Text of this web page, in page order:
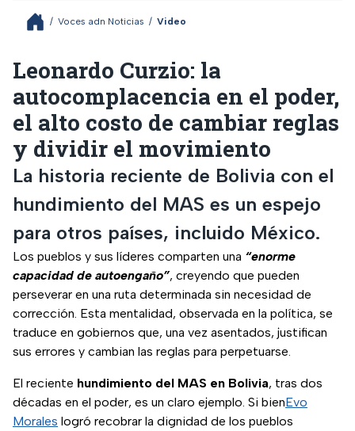
/ Voces adn Noticias / Video
Leonardo Curzio: la
autocomplacencia en el poder,
el alto costo de cambiar reglas
y dividir el movimiento
La historia reciente de Bolivia con el
hundimiento del MAS es un espejo
para otros países, incluido México.
Los pueblos y sus líderes comparten una “enorme
capacidad de autoengaño”, creyendo que pueden
perseverar en una ruta determinada sin necesidad de
corrección. Esta mentalidad, observada en la política, se
traduce en gobiernos que, una vez asentados, justifican
sus errores y cambian las reglas para perpetuarse.
El reciente hundimiento del MAS en Bolivia, tras dos
décadas en el poder, es un claro ejemplo. Si bienEvo
Morales logró recobrar la dignidad de los pueblos